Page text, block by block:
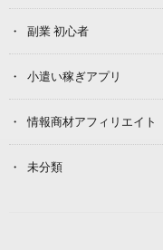
副業 初心者
小遣い稼ぎアプリ
情報商材アフィリエイト
未分類